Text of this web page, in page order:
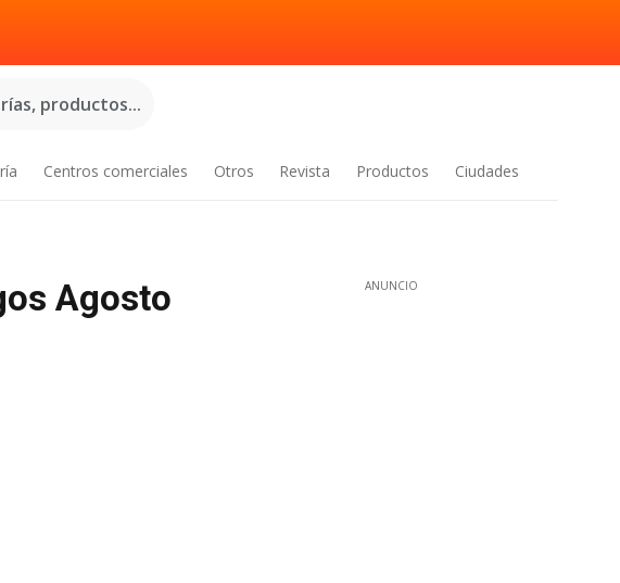
productos...
Centros comerciales Otros Revista Productos Ciudades
Agosto
ANUNCIO